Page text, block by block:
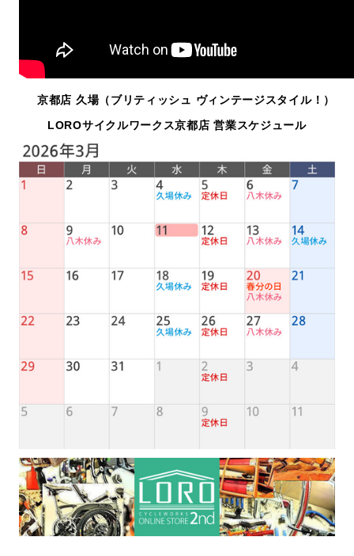
京都店 久場（ブリティッシュ ヴィンテージスタイル！）
LOROサイクルワークス京都店 営業スケジュール